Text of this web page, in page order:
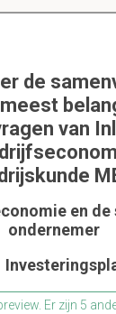
de
van
en
ondernemer
Er zijn 5